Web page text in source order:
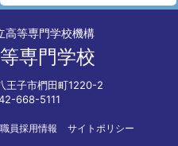
等専門学校機構
専門学校
子市椚田町1220-2
668-5111
員採用情報 サイトポリシー